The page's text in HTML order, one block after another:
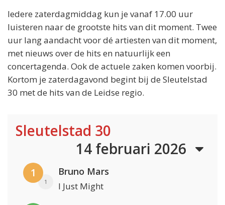
Iedere zaterdagmiddag kun je vanaf 17.00 uur
luisteren naar de grootste hits van dit moment. Twee
uur lang aandacht voor dé artiesten van dit moment,
met nieuws over de hits en natuurlijk een
concertagenda. Ook de actuele zaken komen voorbij.
Kortom je zaterdagavond begint bij de Sleutelstad
30 met de hits van de Leidse regio.
Sleutelstad 30
14 februari 2026
1
1
Bruno Mars
I Just Might